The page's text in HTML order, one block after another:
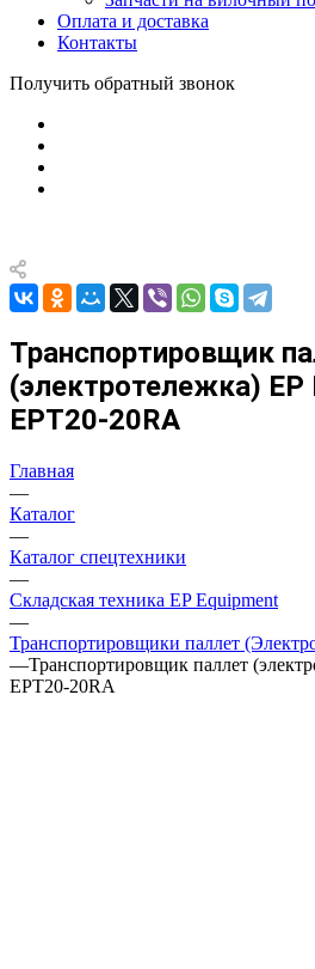
Оплата и доставка
Контакты
Получить обратный звонок
Транспортировщик
(электротележка) EP
EPT20-20RA
Главная
—
Каталог
—
Каталог спецтехники
—
Складская техника EP Equipment
—
Транспортировщики паллет
—Транспортировщик паллет
EPT20-20RA